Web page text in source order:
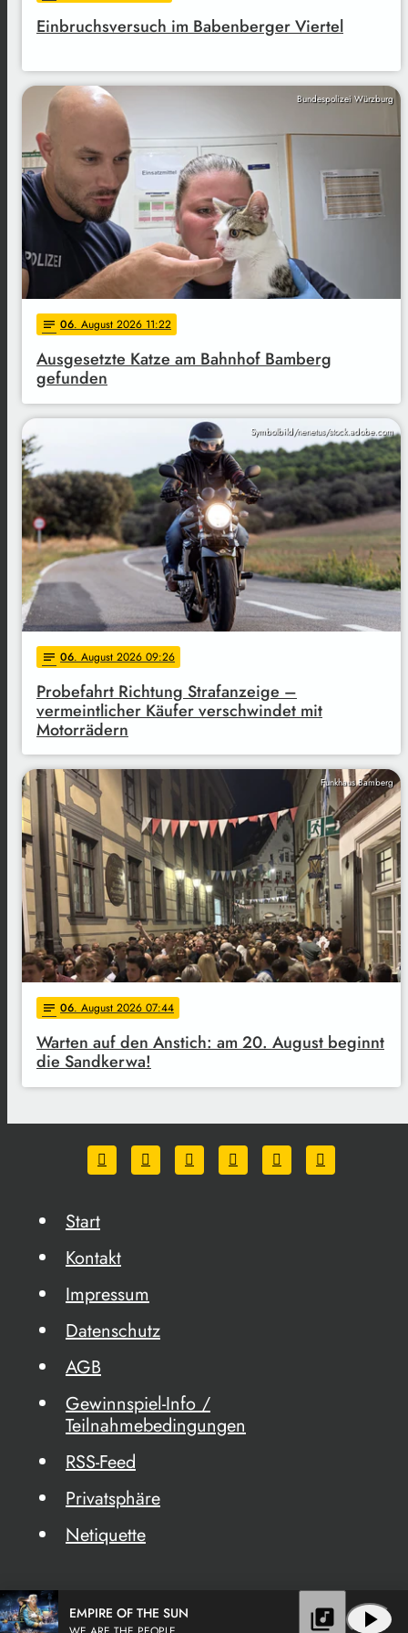
Einbruchsversuch im Babenberger Viertel
Bundespolizei Würzburg
notes 06. August 2026 11:22
Ausgesetzte Katze am Bahnhof Bamberg
gefunden
Symbolbild/nenetus/stock.adobe.com
notes 06. August 2026 09:26
Probefahrt Richtung Strafanzeige –
vermeintlicher Käufer verschwindet mit
Motorrädern
Funkhaus Bamberg
notes 06. August 2026 07:44
Warten auf den Anstich: am 20. August beginnt
die Sandkerwa!
Start
Kontakt
Impressum
Datenschutz
AGB
Gewinnspiel-Info /
Teilnahmebedingungen
RSS-Feed
Privatsphäre
Netiquette
EMPIRE OF THE SUN play_arrow
library_music